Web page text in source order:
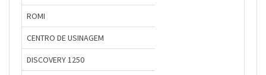
ROMI
CENTRO DE USINAGEM
DISCOVERY 1250